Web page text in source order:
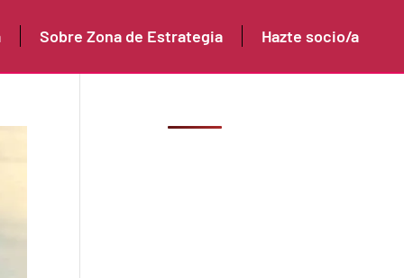
Sobre Zona de Estrategia Hazte socio/a